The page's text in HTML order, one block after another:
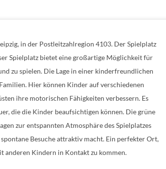
in der Postleitzahlregion 4103. Der Spielplatz
Spielplatz bietet eine großartige Möglichkeit für
zu spielen. Die Lage in einer kinderfreundlichen
Hier können Kinder auf verschiedenen
ihre motorischen Fähigkeiten verbessern. Es
die die Kinder beaufsichtigen können. Die grüne
zur entspannten Atmosphäre des Spielplatzes
Besuche attraktiv macht. Ein perfekter Ort,
anderen Kindern in Kontakt zu kommen.